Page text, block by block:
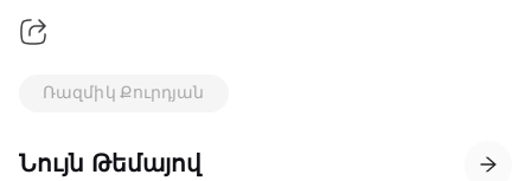
Ռազմիկ Քուրդյան
Նույն Թեմայով